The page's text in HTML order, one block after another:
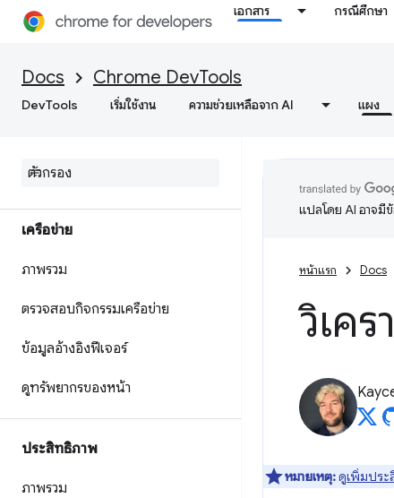
เอกสาร กรณีศึกษา
Docs Chrome DevTools
DevTools เริ่มใช้งาน ความช่วยเหลือจาก AI แผง
เปลี่ยนแปลงในไฟล์ต้นฉบับ
ตอบกลับ HTTP ภายในเครื่อง
ข้อมูลอ้างอิงการดีบัก JavaScript
Assembly
เครือข่าย
ภาพรวม
ตรวจสอบกิจกรรมเครือข่าย
ข้อมูลอ้างอิงฟีเจอร์
ดูทรัพยากรของหน้า
ประสิทธิภาพ
ภาพรวม
แปลโดย AI อาจมี
หน้าแรก Docs
วิเค
หมายเหตุ:ดูเพิ่มประ